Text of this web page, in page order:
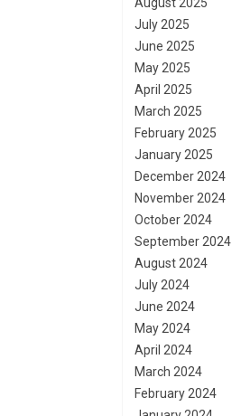
July 2025
June 2025
May 2025
April 2025
March 2025
February 2025
January 2025
December 2024
November 2024
October 2024
September 2024
August 2024
July 2024
June 2024
May 2024
April 2024
March 2024
February 2024